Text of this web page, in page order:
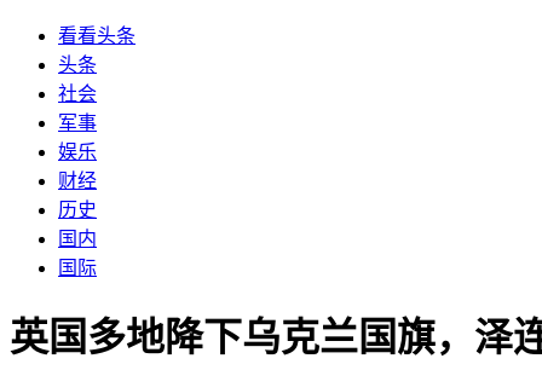
看看头条
头条
社会
军事
娱乐
财经
历史
国内
国际
英国多地降下乌克兰国旗，泽